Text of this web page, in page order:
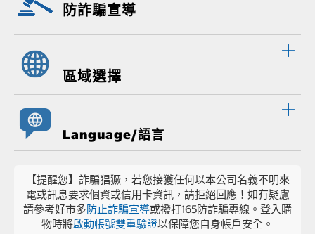
防詐騙宣導
區域選擇
Language/語言
【提醒您】詐騙猖獗，若您接獲任何以本公司名義不明來
電或訊息要求個資或信用卡資訊，請拒絕回應！如有疑慮
請參考好市多防止詐騙宣導或撥打165防詐騙專線。登入購
物時將啟動帳號雙重驗證以保障您自身帳戶安全。